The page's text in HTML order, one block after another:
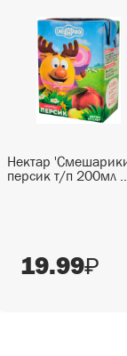
Нектар
персик т/п 200мл
19.99₽